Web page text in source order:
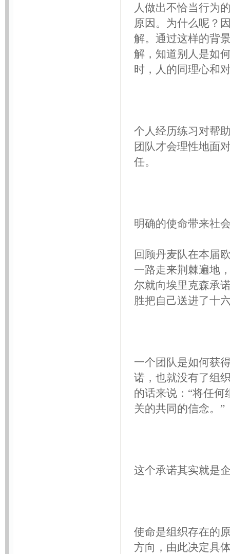
人做出不恰当行为
原因。为什么呢？
解。通过这样的背
解，知道别人是如
时，人的同理心和
个人经历练习对帮
团队才会理性地面
任。
明确的使命带来社
回顾丹麦队在本届
一路走来荆棘遍地
尔就向埃里克森承
胜把自己送进了十
一个团队是如何获
诺，也就没有了组
的话来说：“将任
关的共同的信念。”
这个承诺其实就是
使命是组织存在的
方向，由此决定具